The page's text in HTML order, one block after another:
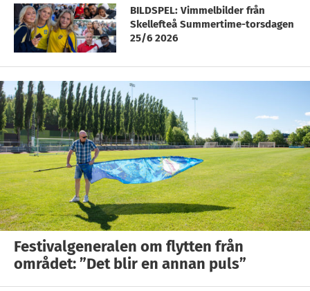
BILDSPEL: Vimmelbilder från
Skellefteå Summertime-torsdagen
25/6 2026
Festivalgeneralen om flytten från
området: ”Det blir en annan puls”